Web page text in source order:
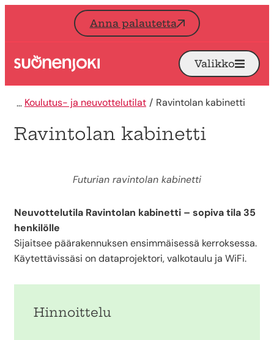
Siirry sisältöön
Anna palautetta
Etusivu Avaa
Valikko
Koulutus- ja neuvottelutilat Ravintolan kabinetti
Ravintolan kabinetti
Futurian ravintolan kabinetti
Neuvottelutila Ravintolan kabinetti – sopiva tila 35
henkilölle
Sijaitsee päärakennuksen ensimmäisessä kerroksessa.
Käytettävissäsi on dataprojektori, valkotaulu ja WiFi.
Hinnoittelu